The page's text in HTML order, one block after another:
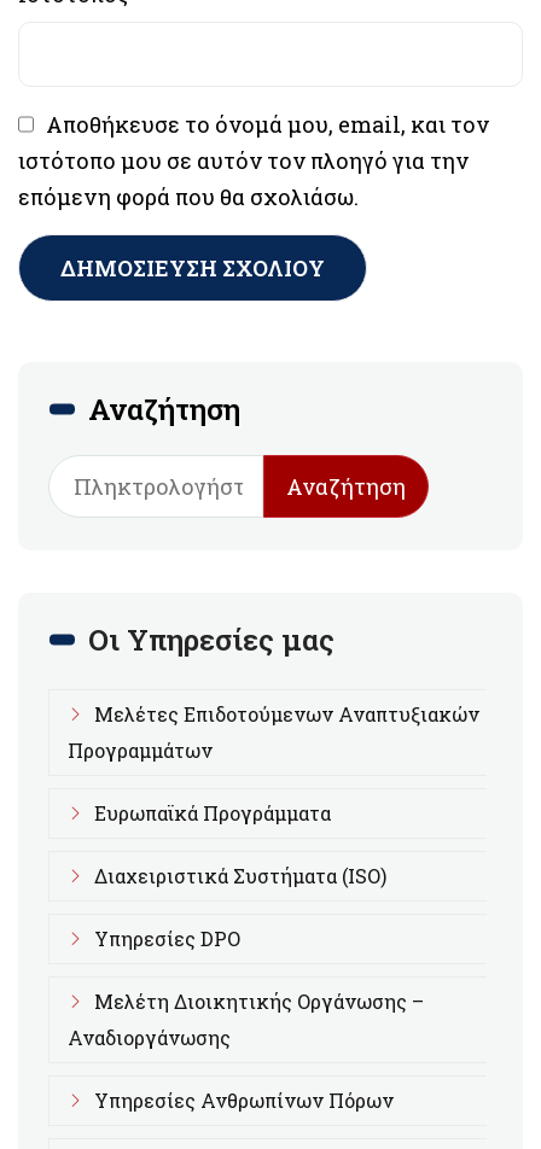
Αποθήκευσε το όνομά μου, email, και τον
ιστότοπο μου σε αυτόν τον πλοηγό για την
επόμενη φορά που θα σχολιάσω.
Αναζήτηση
Αναζήτηση
Οι Υπηρεσίες μας
Μελέτες Επιδοτούμενων Αναπτυξιακών
Προγραμμάτων
Ευρωπαϊκά Προγράμματα
Διαχειριστικά Συστήματα (ISO)
Υπηρεσίες DPO
Μελέτη Διοικητικής Οργάνωσης –
Αναδιοργάνωσης
Υπηρεσίες Ανθρωπίνων Πόρων